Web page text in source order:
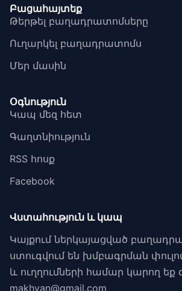
Բացահայտեք
Թերթել բաղադրատոմսերը
Ուղարկել բաղադրատոմս
Մեր մասին
Օգնություն
Կապ մեզ հետ
Գաղտնիություն
RSS հոսք
Facebook
Վստահություն և կապ
Կայքում ներկայացված
ստուգվում են խմբագրման
և ուղղումների համար կարող եք
makhyan@gmail.com